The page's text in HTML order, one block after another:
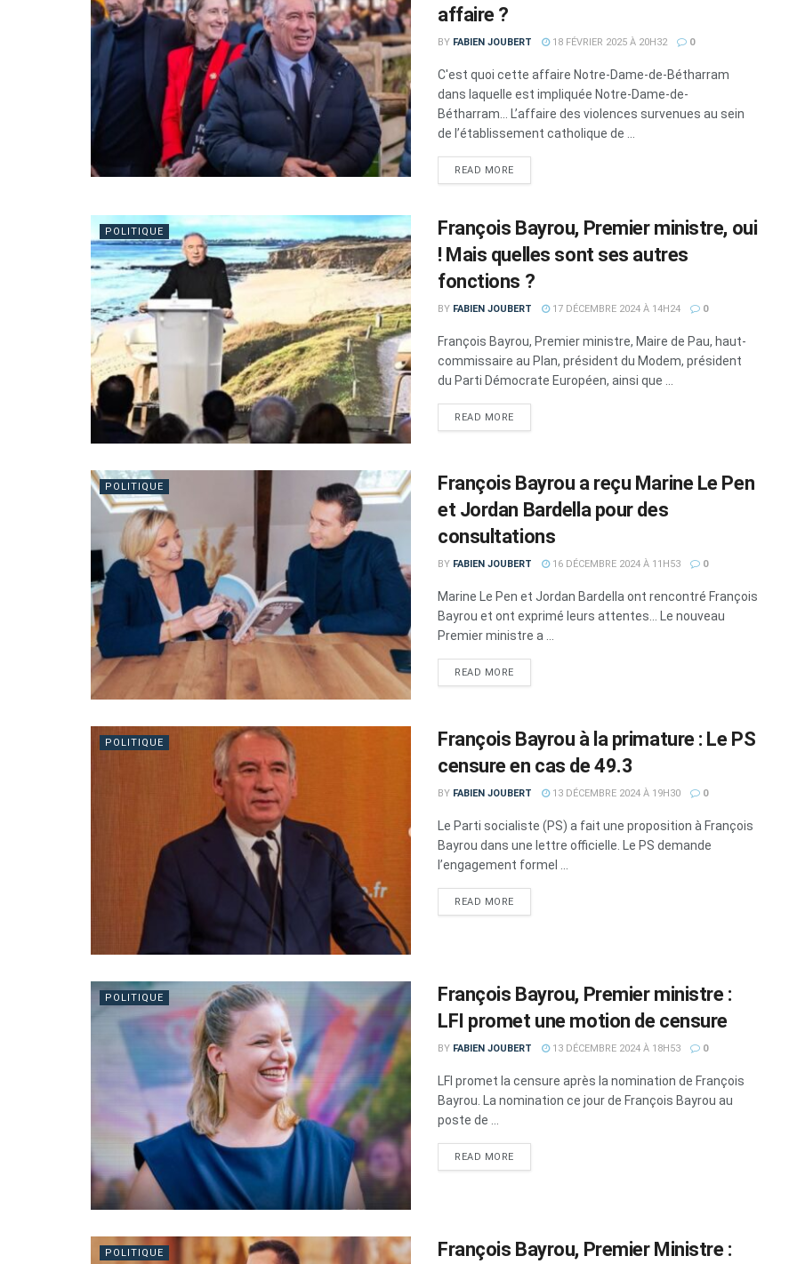
affaire ?
BY FABIEN JOUBERT 18 FÉVRIER 2025 À 20H32 0
C'est quoi cette affaire Notre-Dame-de-Bétharram
dans laquelle est impliquée Notre-Dame-de-
Bétharram... L’affaire des violences survenues au sein
de l’établissement catholique de ...
READ MOREDETAILS
POLITIQUE
François Bayrou, Premier ministre, oui
! Mais quelles sont ses autres
fonctions ?
BY FABIEN JOUBERT 17 DÉCEMBRE 2024 À 14H24 0
François Bayrou, Premier ministre, Maire de Pau, haut-
commissaire au Plan, président du Modem, président
du Parti Démocrate Européen, ainsi que ...
READ MOREDETAILS
POLITIQUE
François Bayrou a reçu Marine Le Pen
et Jordan Bardella pour des
consultations
BY FABIEN JOUBERT 16 DÉCEMBRE 2024 À 11H53 0
Marine Le Pen et Jordan Bardella ont rencontré François
Bayrou et ont exprimé leurs attentes... Le nouveau
Premier ministre a ...
READ MOREDETAILS
POLITIQUE
François Bayrou à la primature : Le PS
censure en cas de 49.3
BY FABIEN JOUBERT 13 DÉCEMBRE 2024 À 19H30 0
Le Parti socialiste (PS) a fait une proposition à François
Bayrou dans une lettre officielle. Le PS demande
l’engagement formel ...
READ MOREDETAILS
POLITIQUE
François Bayrou, Premier ministre :
LFI promet une motion de censure
BY FABIEN JOUBERT 13 DÉCEMBRE 2024 À 18H53 0
LFI promet la censure après la nomination de François
Bayrou. La nomination ce jour de François Bayrou au
poste de ...
READ MOREDETAILS
POLITIQUE
François Bayrou, Premier Ministre :